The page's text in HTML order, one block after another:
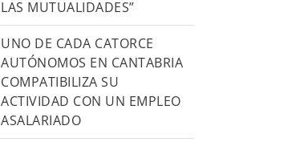
LAS MUTUALIDADES”
UNO DE CADA CATORCE
AUTÓNOMOS EN CANTABRIA
COMPATIBILIZA SU
ACTIVIDAD CON UN EMPLEO
ASALARIADO